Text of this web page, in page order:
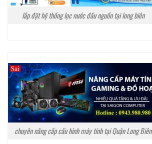
lắp đặt hệ thống lọc nước đầu nguồn tại long biên
chuyên nâng cấp cấu hình máy tính tại Quận Long Biên